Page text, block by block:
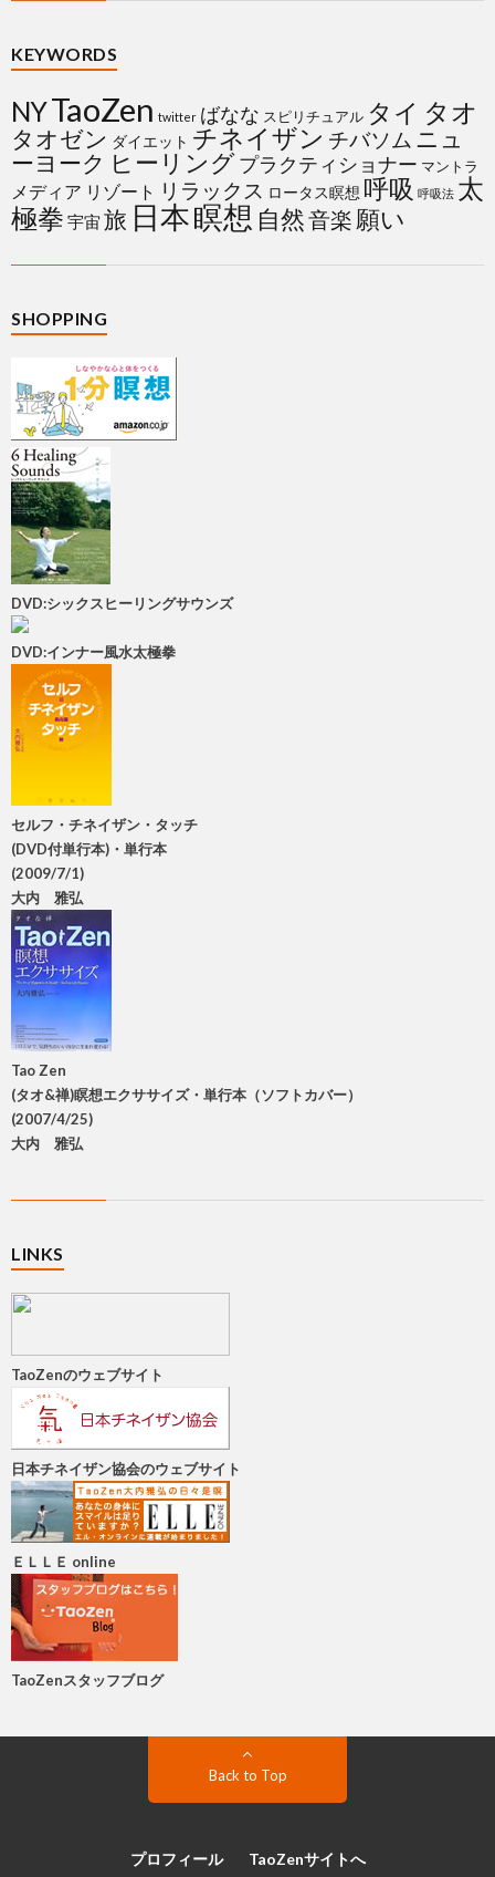
KEYWORDS
NYTaoZen twitter ばなな スピリチュアル タイ タオ
タオゼン ダイエット チネイザン チバソム ニュ
ーヨーク ヒーリングプラクティショナー マントラ
メディア リゾート リラックス ロータス瞑想 呼吸 呼吸法 太
極拳 宇宙 旅 日本瞑想 自然音楽 願い
SHOPPING
DVD:シックスヒーリングサウンズ
DVD:インナー風水太極拳
セルフ・チネイザン・タッチ
(DVD付単行本)・単行本
(2009/7/1)
大内 雅弘
Tao Zen
(タオ&禅)瞑想エクササイズ・単行本（ソフトカバー）
(2007/4/25)
大内 雅弘
LINKS
TaoZenのウェブサイト
日本チネイザン協会のウェブサイト
ＥＬＬＥ online
TaoZenスタッフブログ
Back to Top
プロフィール TaoZenサイトへ